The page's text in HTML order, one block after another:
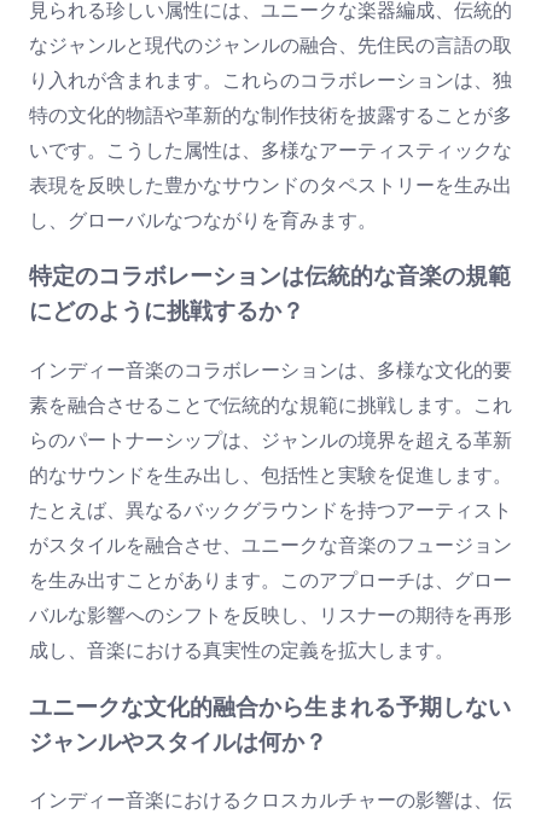
見られる珍しい属性には、ユニークな楽器編成、伝統的
なジャンルと現代のジャンルの融合、先住民の言語の取
り入れが含まれます。これらのコラボレーションは、独
特の文化的物語や革新的な制作技術を披露することが多
いです。こうした属性は、多様なアーティスティックな
表現を反映した豊かなサウンドのタペストリーを生み出
し、グローバルなつながりを育みます。
特定のコラボレーションは伝統的な音楽の規範
にどのように挑戦するか？
インディー音楽のコラボレーションは、多様な文化的要
素を融合させることで伝統的な規範に挑戦します。これ
らのパートナーシップは、ジャンルの境界を超える革新
的なサウンドを生み出し、包括性と実験を促進します。
たとえば、異なるバックグラウンドを持つアーティスト
がスタイルを融合させ、ユニークな音楽のフュージョン
を生み出すことがあります。このアプローチは、グロー
バルな影響へのシフトを反映し、リスナーの期待を再形
成し、音楽における真実性の定義を拡大します。
ユニークな文化的融合から生まれる予期しない
ジャンルやスタイルは何か？
インディー音楽におけるクロスカルチャーの影響は、伝